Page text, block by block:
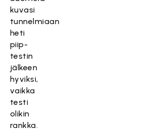
kuvasi
tunnelmiaan
heti
piip-
testin
jälkeen
hyviksi,
vaikka
testi
olikin
rankka.
ö
o
n
e
s
t
e
t
t
y
,
k